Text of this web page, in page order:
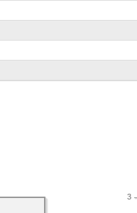
3